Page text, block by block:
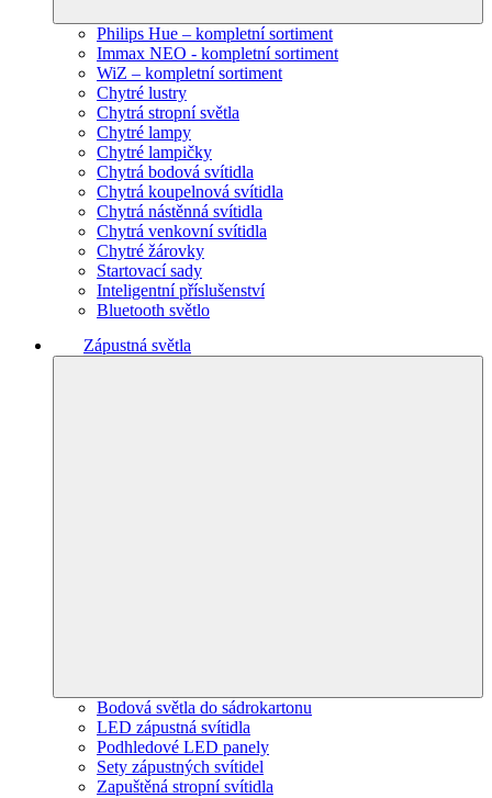
Philips Hue – kompletní sortiment
Immax NEO - kompletní sortiment
WiZ – kompletní sortiment
Chytré lustry
Chytrá stropní světla
Chytré lampy
Chytré lampičky
Chytrá bodová svítidla
Chytrá koupelnová svítidla
Chytrá nástěnná svítidla
Chytrá venkovní svítidla
Chytré žárovky
Startovací sady
Inteligentní příslušenství
Bluetooth světlo
Zápustná světla
Bodová světla do sádrokartonu
LED zápustná svítidla
Podhledové LED panely
Sety zápustných svítidel
Zapuštěná stropní svítidla